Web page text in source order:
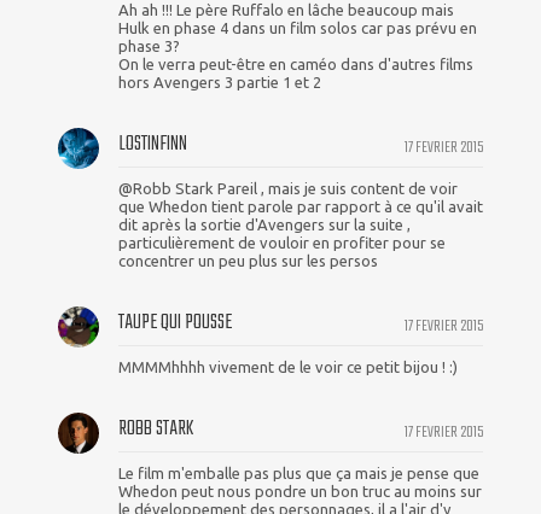
Ah ah !!! Le père Ruffalo en lâche beaucoup mais
Hulk en phase 4 dans un film solos car pas prévu en
phase 3?
On le verra peut-être en caméo dans d'autres films
hors Avengers 3 partie 1 et 2
17 FEVRIER 2015
LOSTINFINN
@Robb Stark Pareil , mais je suis content de voir
que Whedon tient parole par rapport à ce qu'il avait
dit après la sortie d'Avengers sur la suite ,
particulièrement de vouloir en profiter pour se
concentrer un peu plus sur les persos
17 FEVRIER 2015
TAUPE QUI POUSSE
MMMMhhhh vivement de le voir ce petit bijou ! :)
17 FEVRIER 2015
ROBB STARK
Le film m'emballe pas plus que ça mais je pense que
Whedon peut nous pondre un bon truc au moins sur
le développement des personnages, il a l'air d'y